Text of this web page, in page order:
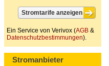
Ein Service von Verivox (AGB &
Datenschutzbestimmungen).
Stromanbieter